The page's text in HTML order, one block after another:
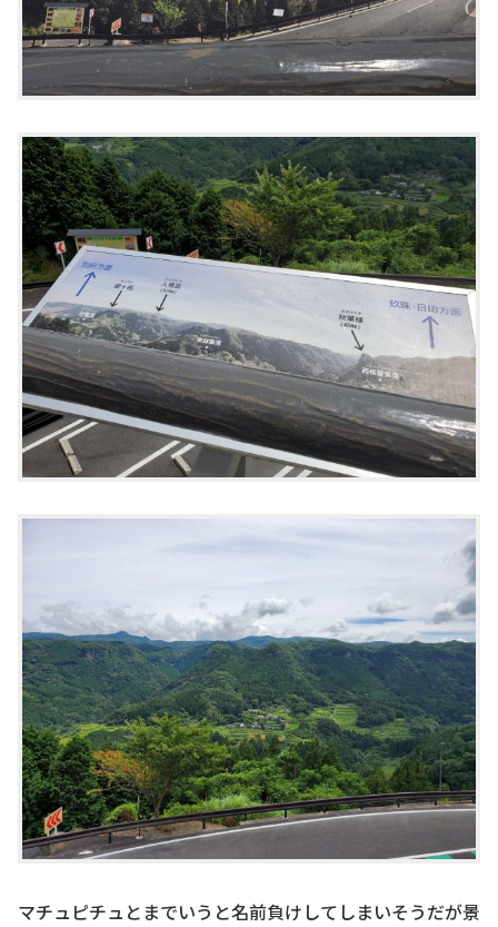
マチュピチュとまでいうと名前負けしてしまいそうだが景